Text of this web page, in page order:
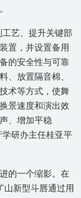
艺、提升关键部
置，并设置备用
的安全性与可靠
、放置隔音棉、
术等方式，使舞
景速度和演出效
、增加平稳
研办主任桂亚平
的一个缩影。在
山新型斗唇通过用